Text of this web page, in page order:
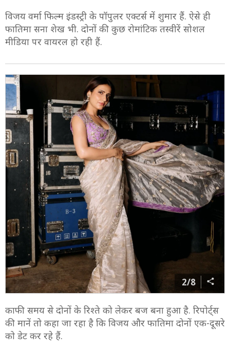
विजय वर्मा फिल्म इंडस्ट्री के पॉपुलर एक्टर्स में शुमार हैं. ऐसे ही
फातिमा सना शेख भी. दोनों की कुछ रोमांटिक तस्वीरें सोशल
मीडिया पर वायरल हो रही हैं.
2/8
काफी समय से दोनों के रिश्ते को लेकर बज बना हुआ है. रिपोर्ट्स
की मानें तो कहा जा रहा है कि विजय और फातिमा दोनों एक-दूसरे
को डेट कर रहे हैं.